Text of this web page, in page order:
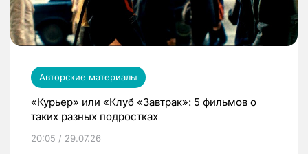
Авторские материалы
«Курьер» или «Клуб «Завтрак»: 5 фильмов о
таких разных подростках
20:05 / 29.07.26